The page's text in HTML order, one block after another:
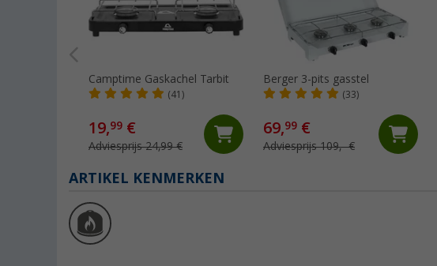
Camptime Gaskachel Tarbit
(41)
19,99 €
Adviesprijs 24,99 €
Berger 3-pits gasstel
(33)
69,99 €
Adviesprijs 109,- €
ARTIKEL KENMERKEN